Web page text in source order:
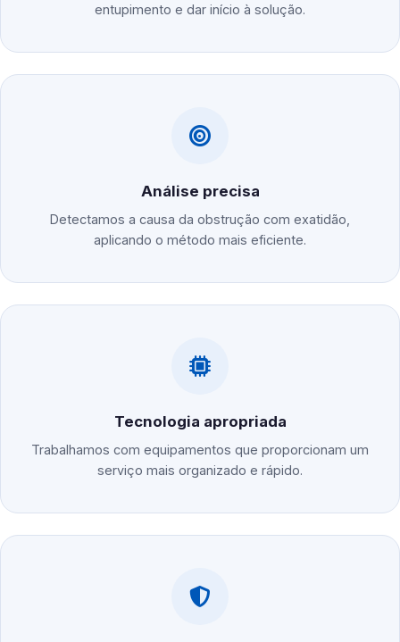
entupimento e dar início à solução.
Análise precisa
Detectamos a causa da obstrução com exatidão,
aplicando o método mais eficiente.
Tecnologia apropriada
Trabalhamos com equipamentos que proporcionam um
serviço mais organizado e rápido.